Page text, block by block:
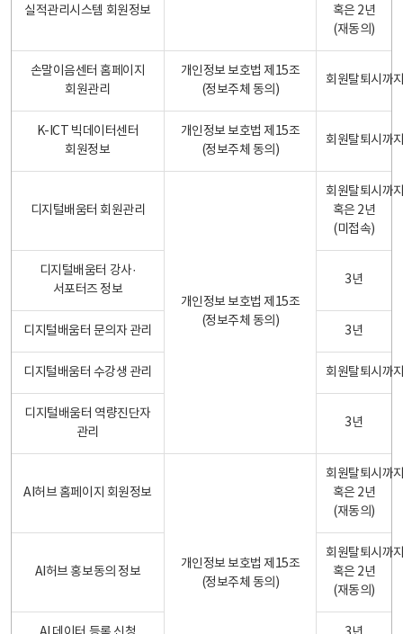
실적관리시스템 회원정보
혹은 2년
(재동의)
손말이음센터 홈페이지
회원관리
개인정보 보호법 제15조
(정보주체 동의)
회원탈퇴시까
K-ICT 빅데이터센터
회원정보
개인정보 보호법 제15조
(정보주체 동의)
회원탈퇴시까
디지털배움터 회원관리
개인정보 보호법 제15조
(정보주체 동의)
회원탈퇴시까
혹은 2년
(미접속)
디지털배움터 강사·
서포터즈 정보
3년
디지털배움터 문의자 관리 3년
디지털배움터 수강생 관리 회원탈퇴시까
디지털배움터 역량진단자
관리
3년
AI허브 홈페이지 회원정보
개인정보 보호법 제15조
(정보주체 동의)
회원탈퇴시까
혹은 2년
(재동의)
AI허브 홍보동의 정보
회원탈퇴시까
혹은 2년
(재동의)